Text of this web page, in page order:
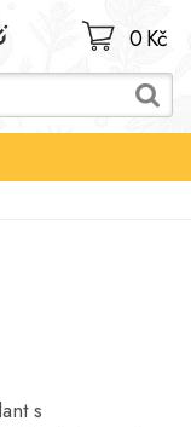
0 Kč
s